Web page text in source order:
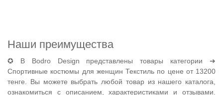
Наши преимущества
✪ В Bodro Design представлены товары категории ➔
Спортивные костюмы для женщин Текстиль по цене от 13200
тенге. Вы можете выбрать любой товар из нашего каталога,
ознакомиться с описанием, характеристиками и отзывами.